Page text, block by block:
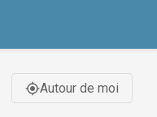
gps_fixedAutour de moi